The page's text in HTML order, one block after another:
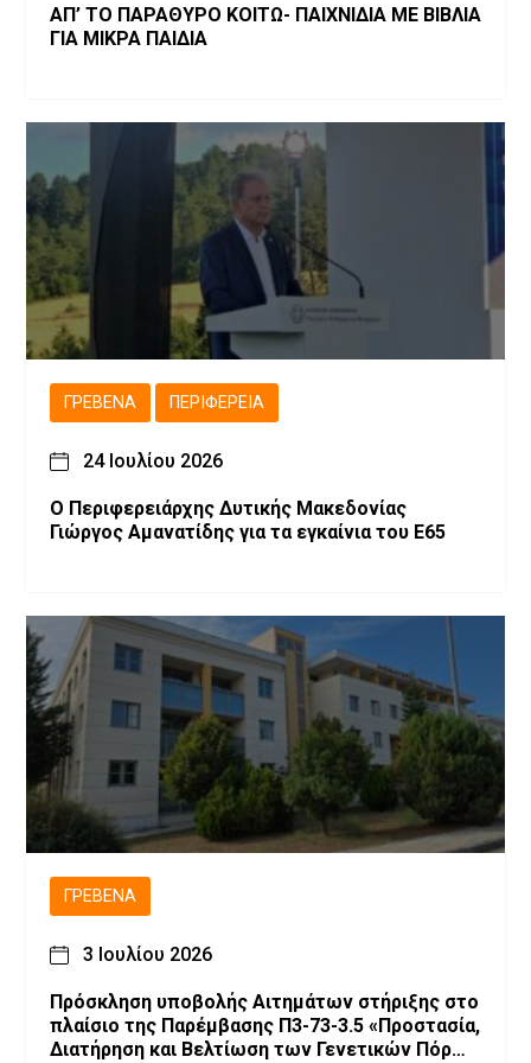
ΑΠ’ ΤΟ ΠΑΡΑΘΥΡΟ ΚΟΙΤΩ- ΠΑΙΧΝΙΔΙΑ ΜΕ ΒΙΒΛΙΑ
ΓΙΑ ΜΙΚΡΑ ΠΑΙΔΙΑ
ΓΡΕΒΕΝΆ ΠΕΡΙΦΈΡΕΙΑ
24 Ιουλίου 2026
Ο Περιφερειάρχης Δυτικής Μακεδονίας
Γιώργος Αμανατίδης για τα εγκαίνια του Ε65
ΓΡΕΒΕΝΆ
3 Ιουλίου 2026
Πρόσκληση υποβολής Αιτημάτων στήριξης στο
πλαίσιο της Παρέμβασης Π3-73-3.5 «Προστασία,
Διατήρηση και Βελτίωση των Γενετικών Πόρων